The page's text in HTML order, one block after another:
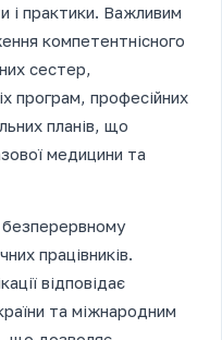
і практики. Важливим
компетентнісного
сестер,
програм, професійних
планів, що
медицини та
безперервному
працівників.
відповідає
та міжнародним